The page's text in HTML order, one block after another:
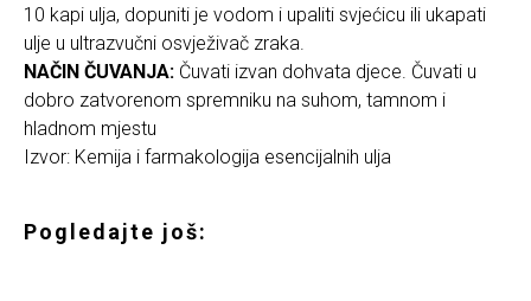
10 kapi ulja, dopuniti je vodom i upaliti svjećicu ili ukapati
ulje u ultrazvučni osvježivač zraka.
NAČIN ČUVANJA: Čuvati izvan dohvata djece. Čuvati u
dobro zatvorenom spremniku na suhom, tamnom i
hladnom mjestu
Izvor: Kemija i farmakologija esencijalnih ulja
Pogledajte još: